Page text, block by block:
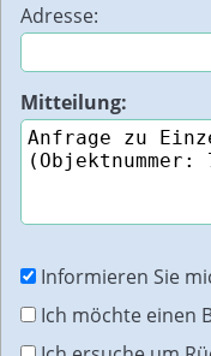
Adresse:
Mitteilung:
Informieren Sie
Ich möchte einen